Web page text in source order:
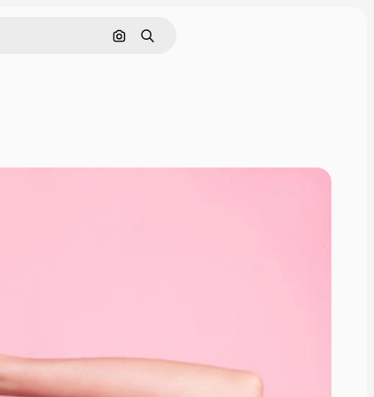
Nach Bild suchen
Suchen